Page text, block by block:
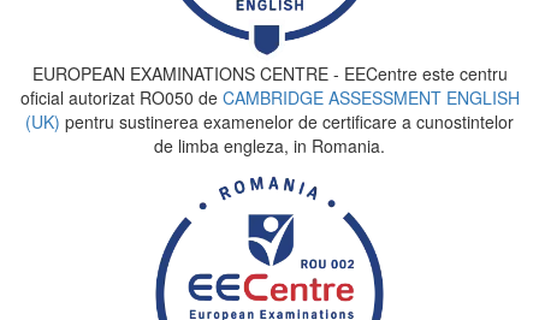
EUROPEAN EXAMINATIONS CENTRE - EECentre este centru
oficial autorizat RO050 de CAMBRIDGE ASSESSMENT ENGLISH
(UK) pentru sustinerea examenelor de certificare a cunostintelor
de limba engleza, in Romania.